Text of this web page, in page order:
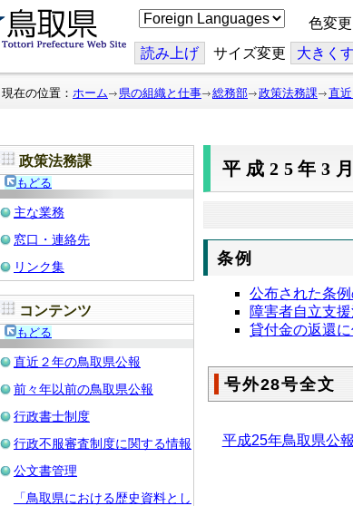
こ
の
ジ
を
翻
色変更
読み上げ サイズ変更 大きく
現在の位置： ホーム 県の組織と仕事 総務部 政策法務課 直
政策法務課
もどる
主な業務
窓口・連絡先
リンク集
コンテンツ
もどる
直近２年の鳥取県公報
前々年以前の鳥取県公報
行政書士制度
行政不服審査制度に関する情報
公文書管理
「鳥取県における歴史資料とし
平成25年3
条例
公布された条
障害者自立支
貸付金の返還
号外28号全文
平成25年鳥取県公